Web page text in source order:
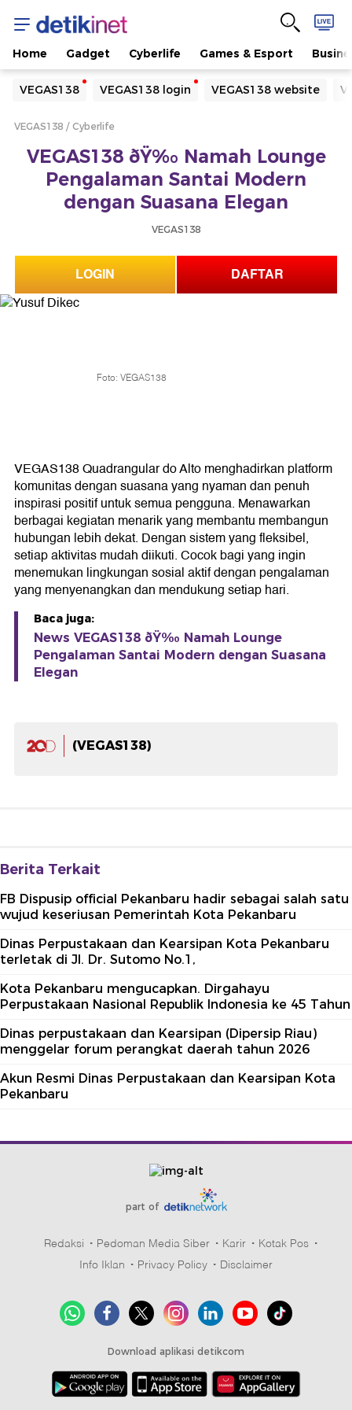
Home Gadget Cyberlife Games & Esport
VEGAS138 VEGAS138 login VEGAS138 website
Yang sedang ramai dicari
Loading...
Loading...
VEGAS138 Cyberlife
VEGAS138 ðŸ‰ Namah Lounge
Pengalaman Santai Modern
dengan Suasana Elegan
VEGAS138
LOGIN DAFTAR
Foto: VEGAS138
VEGAS138 Quadrangular do Alto menghadirkan platform
komunitas dengan suasana yang nyaman dan penuh
inspirasi positif untuk semua pengguna. Menawarkan
berbagai kegiatan menarik yang membantu membangun
hubungan lebih dekat. Dengan sistem yang fleksibel,
setiap aktivitas mudah diikuti. Cocok bagi yang ingin
menemukan lingkungan sosial aktif dengan pengalaman
yang menyenangkan dan mendukung setiap hari.
Baca juga:
News VEGAS138 ðŸ‰ Namah Lounge
Pengalaman Santai Modern dengan Suasana
Elegan
(VEGAS138)
Berita Terkait
FB Dispusip official Pekanbaru hadir sebagai salah satu
wujud keseriusan Pemerintah Kota Pekanbaru
Dinas Perpustakaan dan Kearsipan Kota Pekanbaru
terletak di Jl. Dr. Sutomo No.1,
Kota Pekanbaru mengucapkan. Dirgahayu
Perpustakaan Nasional Republik Indonesia ke 45 Tahun
Dinas perpustakaan dan Kearsipan (Dipersip Riau)
menggelar forum perangkat daerah tahun 2026
Akun Resmi Dinas Perpustakaan dan Kearsipan Kota
Pekanbaru
part of
Redaksi Pedoman Media Siber Karir
Kotak Pos
Info Iklan
Privacy Policy Disclaimer
Download aplikasi detikcom